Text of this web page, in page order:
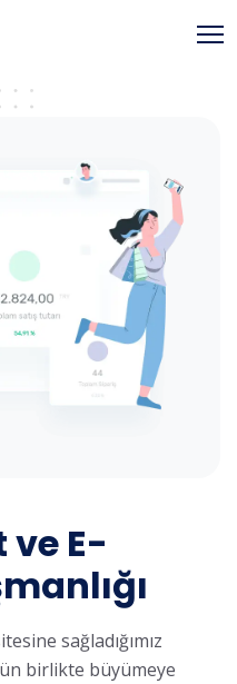
ve E-
sağladığımız
birlikte büyümeye